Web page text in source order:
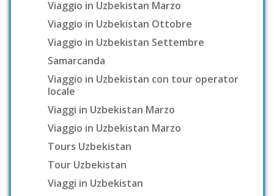
Viaggio in Uzbekistan Marzo
Viaggio in Uzbekistan Ottobre
Viaggio in Uzbekistan Settembre
Samarcanda
Viaggio in Uzbekistan con tour operator
locale
Viaggi in Uzbekistan Marzo
Viaggio in Uzbekistan Marzo
Tours Uzbekistan
Tour Uzbekistan
Viaggi in Uzbekistan